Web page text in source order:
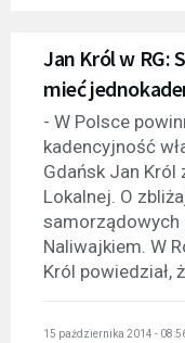
Jan Król w RG:
mieć
- W Polsce
kadencyjność
Gdańsk Jan Król
Lokalnej. O
samorządowych
Naliwajkiem. W
Król powiedział,
15 października 2014 -